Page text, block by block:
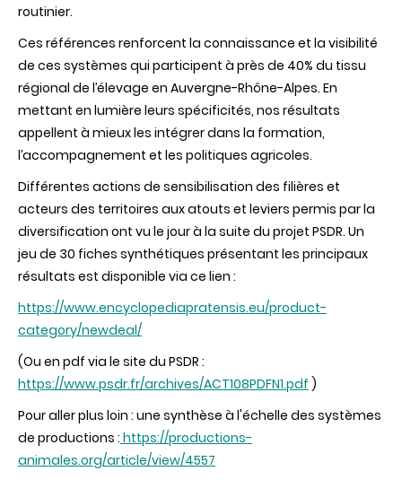
routinier.
Ces références renforcent la connaissance et la visibilité
de ces systèmes qui participent à près de 40% du tissu
régional de l’élevage en Auvergne-Rhône-Alpes. En
mettant en lumière leurs spécificités, nos résultats
appellent à mieux les intégrer dans la formation,
l’accompagnement et les politiques agricoles.
Différentes actions de sensibilisation des filières et
acteurs des territoires aux atouts et leviers permis par la
diversification ont vu le jour à la suite du projet PSDR. Un
jeu de 30 fiches synthétiques présentant les principaux
résultats est disponible via ce lien :
https://www.encyclopediapratensis.eu/product-
category/newdeal/
(Ou en pdf via le site du PSDR :
https://www.psdr.fr/archives/ACT108PDFN1.pdf )
Pour aller plus loin : une synthèse à l'échelle des systèmes
de productions : https://productions-
animales.org/article/view/4557